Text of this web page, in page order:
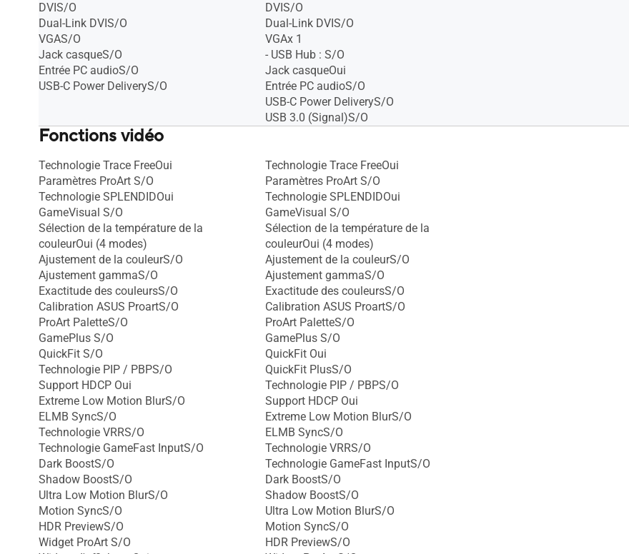
DVIS/O
Dual-Link DVIS/O
VGAS/O
Jack casqueS/O
Entrée PC audioS/O
USB-C Power DeliveryS/O
DVIS/O
Dual-Link DVIS/O
VGAx 1
- USB Hub : S/O
Jack casqueOui
Entrée PC audioS/O
USB-C Power DeliveryS/O
USB 3.0 (Signal)S/O
Fonctions vidéo
Technologie Trace FreeOui
Paramètres ProArt S/O
Technologie SPLENDIDOui
GameVisual S/O
Sélection de la température de la
couleurOui (4 modes)
Ajustement de la couleurS/O
Ajustement gammaS/O
Exactitude des couleursS/O
Calibration ASUS ProartS/O
ProArt PaletteS/O
GamePlus S/O
QuickFit S/O
Technologie PIP / PBPS/O
Support HDCP Oui
Extreme Low Motion BlurS/O
ELMB SyncS/O
Technologie VRRS/O
Technologie GameFast InputS/O
Dark BoostS/O
Shadow BoostS/O
Ultra Low Motion BlurS/O
Motion SyncS/O
HDR PreviewS/O
Widget ProArt S/O
Technologie Trace FreeOui
Paramètres ProArt S/O
Technologie SPLENDIDOui
GameVisual S/O
Sélection de la température de la
couleurOui (4 modes)
Ajustement de la couleurS/O
Ajustement gammaS/O
Exactitude des couleursS/O
Calibration ASUS ProartS/O
ProArt PaletteS/O
GamePlus S/O
QuickFit Oui
QuickFit PlusS/O
Technologie PIP / PBPS/O
Support HDCP Oui
Extreme Low Motion BlurS/O
ELMB SyncS/O
Technologie VRRS/O
Technologie GameFast InputS/O
Dark BoostS/O
Shadow BoostS/O
Ultra Low Motion BlurS/O
Motion SyncS/O
HDR PreviewS/O